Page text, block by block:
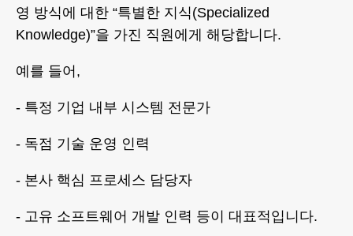
영 방식에 대한 “특별한 지식(Specialized
Knowledge)”을 가진 직원에게 해당합니다.
예를 들어,
- 특정 기업 내부 시스템 전문가
- 독점 기술 운영 인력
- 본사 핵심 프로세스 담당자
- 고유 소프트웨어 개발 인력 등이 대표적입니다.